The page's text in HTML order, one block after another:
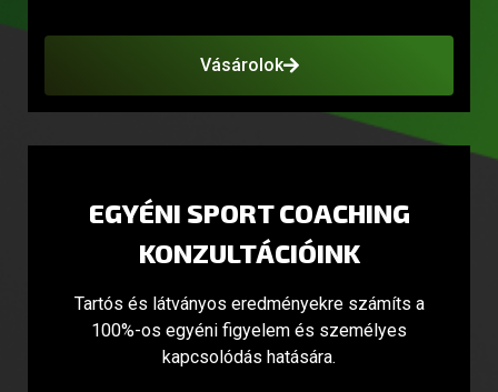
Vásárolok
EGYÉNI SPORT COACHING
KONZULTÁCIÓINK
Tartós és látványos eredményekre számíts a
100%-os egyéni figyelem és személyes
kapcsolódás hatására.